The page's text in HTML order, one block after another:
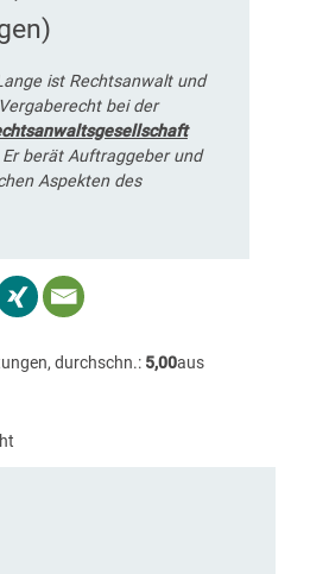
ist Rechtsanwalt und
bei der
berät Auftraggeber und
Aspekten des
durchschn.: 5,00aus